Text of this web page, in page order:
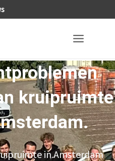
kruipruimte
in Amsterdam